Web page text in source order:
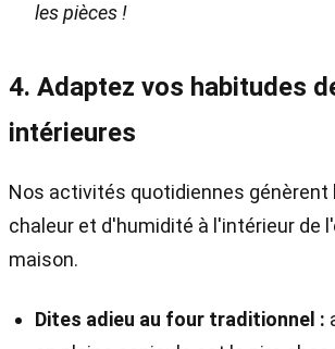
les pièces !
4. Adaptez vos habitudes
intérieures
Nos activités quotidiennes génèrent
chaleur et d'humidité à l'intérieur de
maison.
Dites adieu au four traditionnel :